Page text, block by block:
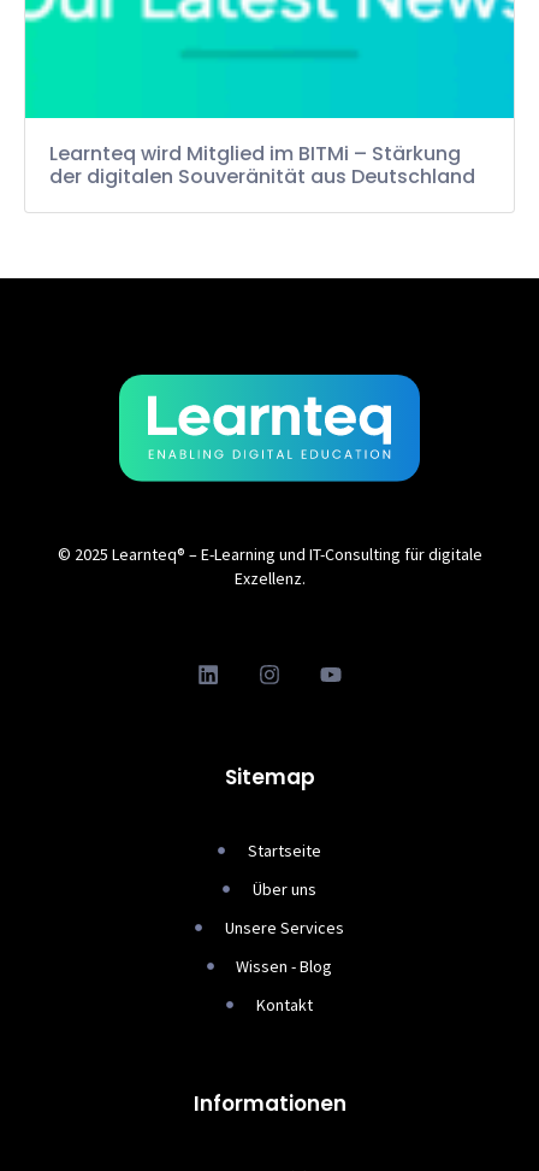
Learnteq wird Mitglied im BITMi – Stärkung
der digitalen Souveränität aus Deutschland
© 2025 Learnteq® – E-Learning und IT-Consulting für digitale
Exzellenz.
Sitemap
Startseite
Über uns
Unsere Services
Wissen - Blog
Kontakt
Informationen